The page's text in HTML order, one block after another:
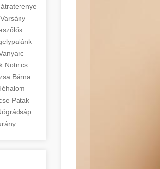
Varsány
Nőtincs
Bárna
Patak